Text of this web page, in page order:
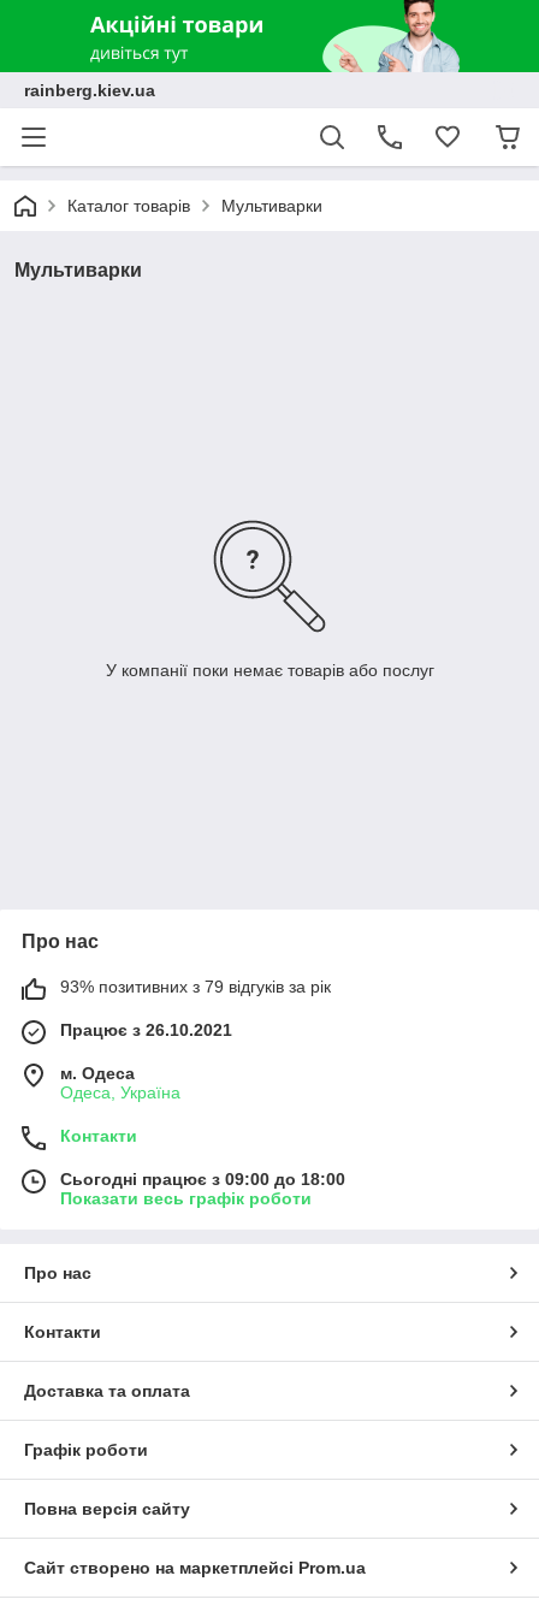
rainberg.kiev.ua
Каталог товарів Мультиварки
Мультиварки
У компанії поки немає товарів або послуг
Про нас
93% позитивних з 79 відгуків за рік
Працює з 26.10.2021
м. Одеса
Одеса, Україна
Контакти
Сьогодні працює з 09:00 до 18:00
Показати весь графік роботи
Про нас
Контакти
Доставка та оплата
Графік роботи
Повна версія сайту
Сайт створено на маркетплейсі Prom.ua